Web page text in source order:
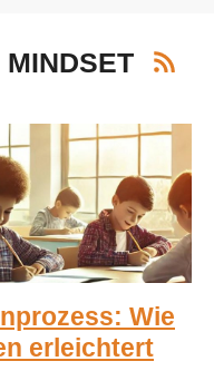
Wie
erleichtert